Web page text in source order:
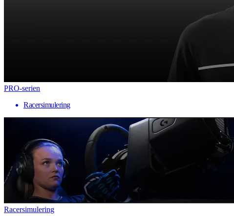
PRO-serien
Racersimulering
Racersimulering